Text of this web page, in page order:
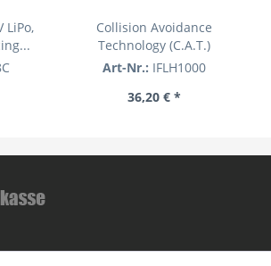
LiPo,
Collision Avoidance
Technology (C.A.T.)
Module/Unit:...
Art-Nr.: IFLH1000
36,20 € *